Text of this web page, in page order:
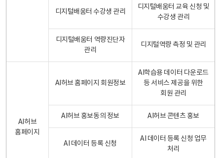
디지털배움터 수강생 관리
디지털배움터 교육 신청 및
수강생 관리
디지털배움터 역량진단자
관리
디지털역량 측정 및 관리
AI허브
홈페이지
AI허브 홈페이지 회원정보
AI학습용 데이터 다운로드
등 서비스 제공을 위한
회원 관리
AI허브 홍보동의 정보 AI허브 콘텐츠 홍보
AI 데이터 등록 신청
AI 데이터 등록 신청 업무
처리